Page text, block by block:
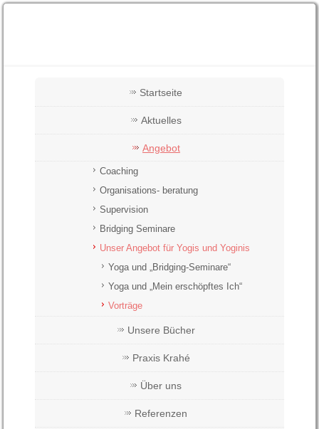
Startseite
Aktuelles
Angebot
Coaching
Organisations- beratung
Supervision
Bridging Seminare
Unser Angebot für Yogis und Yoginis
Yoga und „Bridging-Seminare“
Yoga und „Mein erschöpftes Ich“
Vorträge
Unsere Bücher
Praxis Krahé
Über uns
Referenzen